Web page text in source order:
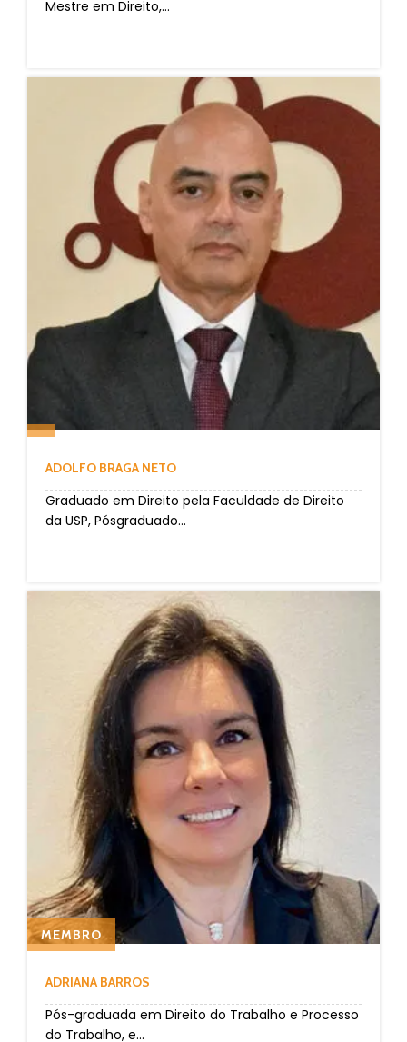
Mestre em Direito,...
ADOLFO BRAGA NETO
Graduado em Direito pela Faculdade de Direito
da USP, Pósgraduado...
MEMBRO
ADRIANA BARROS
Pós-graduada em Direito do Trabalho e Processo
do Trabalho, e...